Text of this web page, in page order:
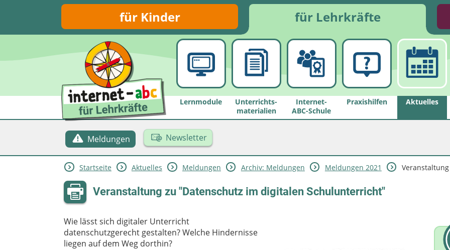
für Kinder für Lehrkräfte
Lernmodule
Unterrichts­
materialien
Internet-
ABC-Schule
Praxishilfen Aktuelles
Meldungen Newsletter
Startseite Aktuelles Meldungen Archiv: Meldungen Meldungen 2021
Veranstaltung zu "Datenschutz im digitalen Schulunterricht"
Wie lässt sich digitaler Unterricht
datenschutzgerecht gestalten? Welche Hindernisse
liegen auf dem Weg dorthin?